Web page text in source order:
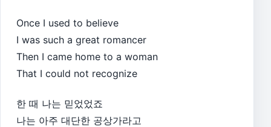
Once I used to believe
I was such a great romancer
Then I came home to a woman
That I could not recognize
한 때 나는 믿었었죠
나는 아주 대단한 공상가라고